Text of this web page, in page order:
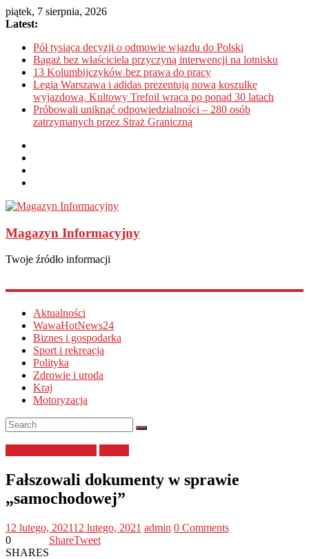
piątek, 7 sierpnia, 2026
Latest:
Pół tysiąca decyzji o odmowie wjazdu do Polski
Bagaż bez właściciela przyczyną interwencji na lotnisku
13 Kolumbijczyków bez prawa do pracy
Legia Warszawa i adidas prezentują nową koszulkę
wyjazdową. Kultowy Trefoil wraca po ponad 30 latach
Próbowali uniknąć odpowiedzialności – 280 osób
zatrzymanych przez Straż Graniczną
Magazyn Informacyjny
Twoje źródło informacji
Aktualności
WawaHotNews24
Biznes i gospodarka
Sport i rekreacja
Polityka
Zdrowie i uroda
Kraj
Motoryzacja
Fałszowali dokumenty w sprawie
„samochodowej”
12 lutego, 202112 lutego, 2021 admin 0 Comments
0
SHARES
ShareTweet